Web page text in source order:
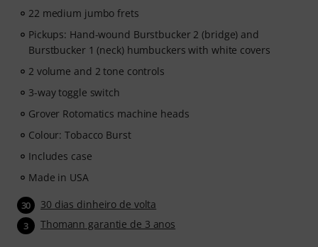
22 medium jumbo frets
Pickups: Hand-wound Burstbucker 2 (bridge) and
Burstbucker 1 (neck) humbuckers with white covers
2 volume and 2 tone controls
3-way toggle switch
Grover Rotomatics machine heads
Colour: Tobacco Burst
Includes case
Made in USA
30 30 dias dinheiro de volta
3 Thomann garantie de 3 anos